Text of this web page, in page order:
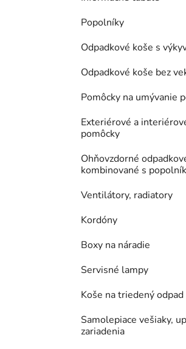
Popolníky
Odpadkové koše s
Odpadkové koše bez
Pomôcky na umývanie
Exteriérové a
pomôcky
Ohňovzdorné
kombinované s
Ventilátory, radiatory
Kordóny
Boxy na náradie
Servisné lampy
Koše na triedený odpad
Samolepiace vešiaky,
zariadenia